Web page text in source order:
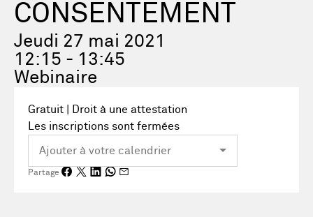
CONSENTEMENT
Jeudi 27 mai 2021
12:15 - 13:45
Webinaire
Gratuit | Droit à une attestation
Les inscriptions sont fermées
Partage